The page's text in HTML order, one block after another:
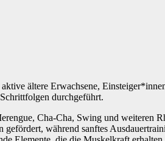
ältere Erwachsene,
durchgeführt.
Cha-Cha, Swing und weiteren
während sanftes